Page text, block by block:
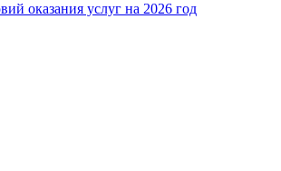
оказания услуг на 2026 год